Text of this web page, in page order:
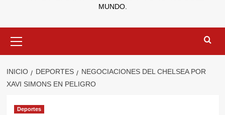
MUNDO.
primario
INICIO DEPORTES
NEGOCIACIONES DEL CHELSEA POR
XAVI SIMONS EN PELIGRO
Deportes